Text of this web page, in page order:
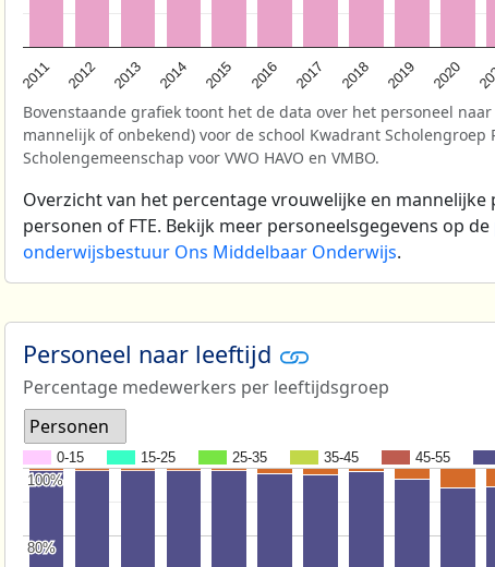
2011 2012 2013 2014 2015 2016 2017 2018 2019 2020
Bovenstaande grafiek toont het de data over het personeel
mannelijk of onbekend) voor de school Kwadrant Scholengroep
Scholengemeenschap voor VWO HAVO en VMBO.
Overzicht van het percentage vrouwelijke en mannelijke
personen of FTE. Bekijk meer personeelsgegevens op de
onderwijsbestuur Ons Middelbaar Onderwijs.
Personeel naar leeftijd
Percentage medewerkers per leeftijdsgroep
Personen
0-15 15-25 25-35 35-45 45-55
80%
80%
100%
100%